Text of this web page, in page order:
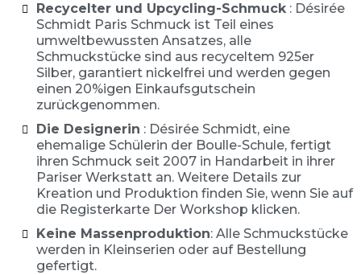
Recycelter und Upcycling-Schmuck: Désirée
Schmidt Paris Schmuck ist Teil eines
umweltbewussten Ansatzes, alle
Schmuckstücke sind aus recyceltem 925er
Silber, garantiert nickelfrei und werden gegen
einen 20%igen Einkaufsgutschein
zurückgenommen.
Die Designerin : Désirée Schmidt, eine
ehemalige Schülerin der Boulle-Schule, fertigt
ihren Schmuck seit 2007 in Handarbeit in ihrer
Pariser Werkstatt an. Weitere Details zur
Kreation und Produktion finden Sie, wenn Sie auf
die Registerkarte Der Workshop klicken.
Keine Massenproduktion: Alle Schmuckstücke
werden in Kleinserien oder auf Bestellung
gefertigt.